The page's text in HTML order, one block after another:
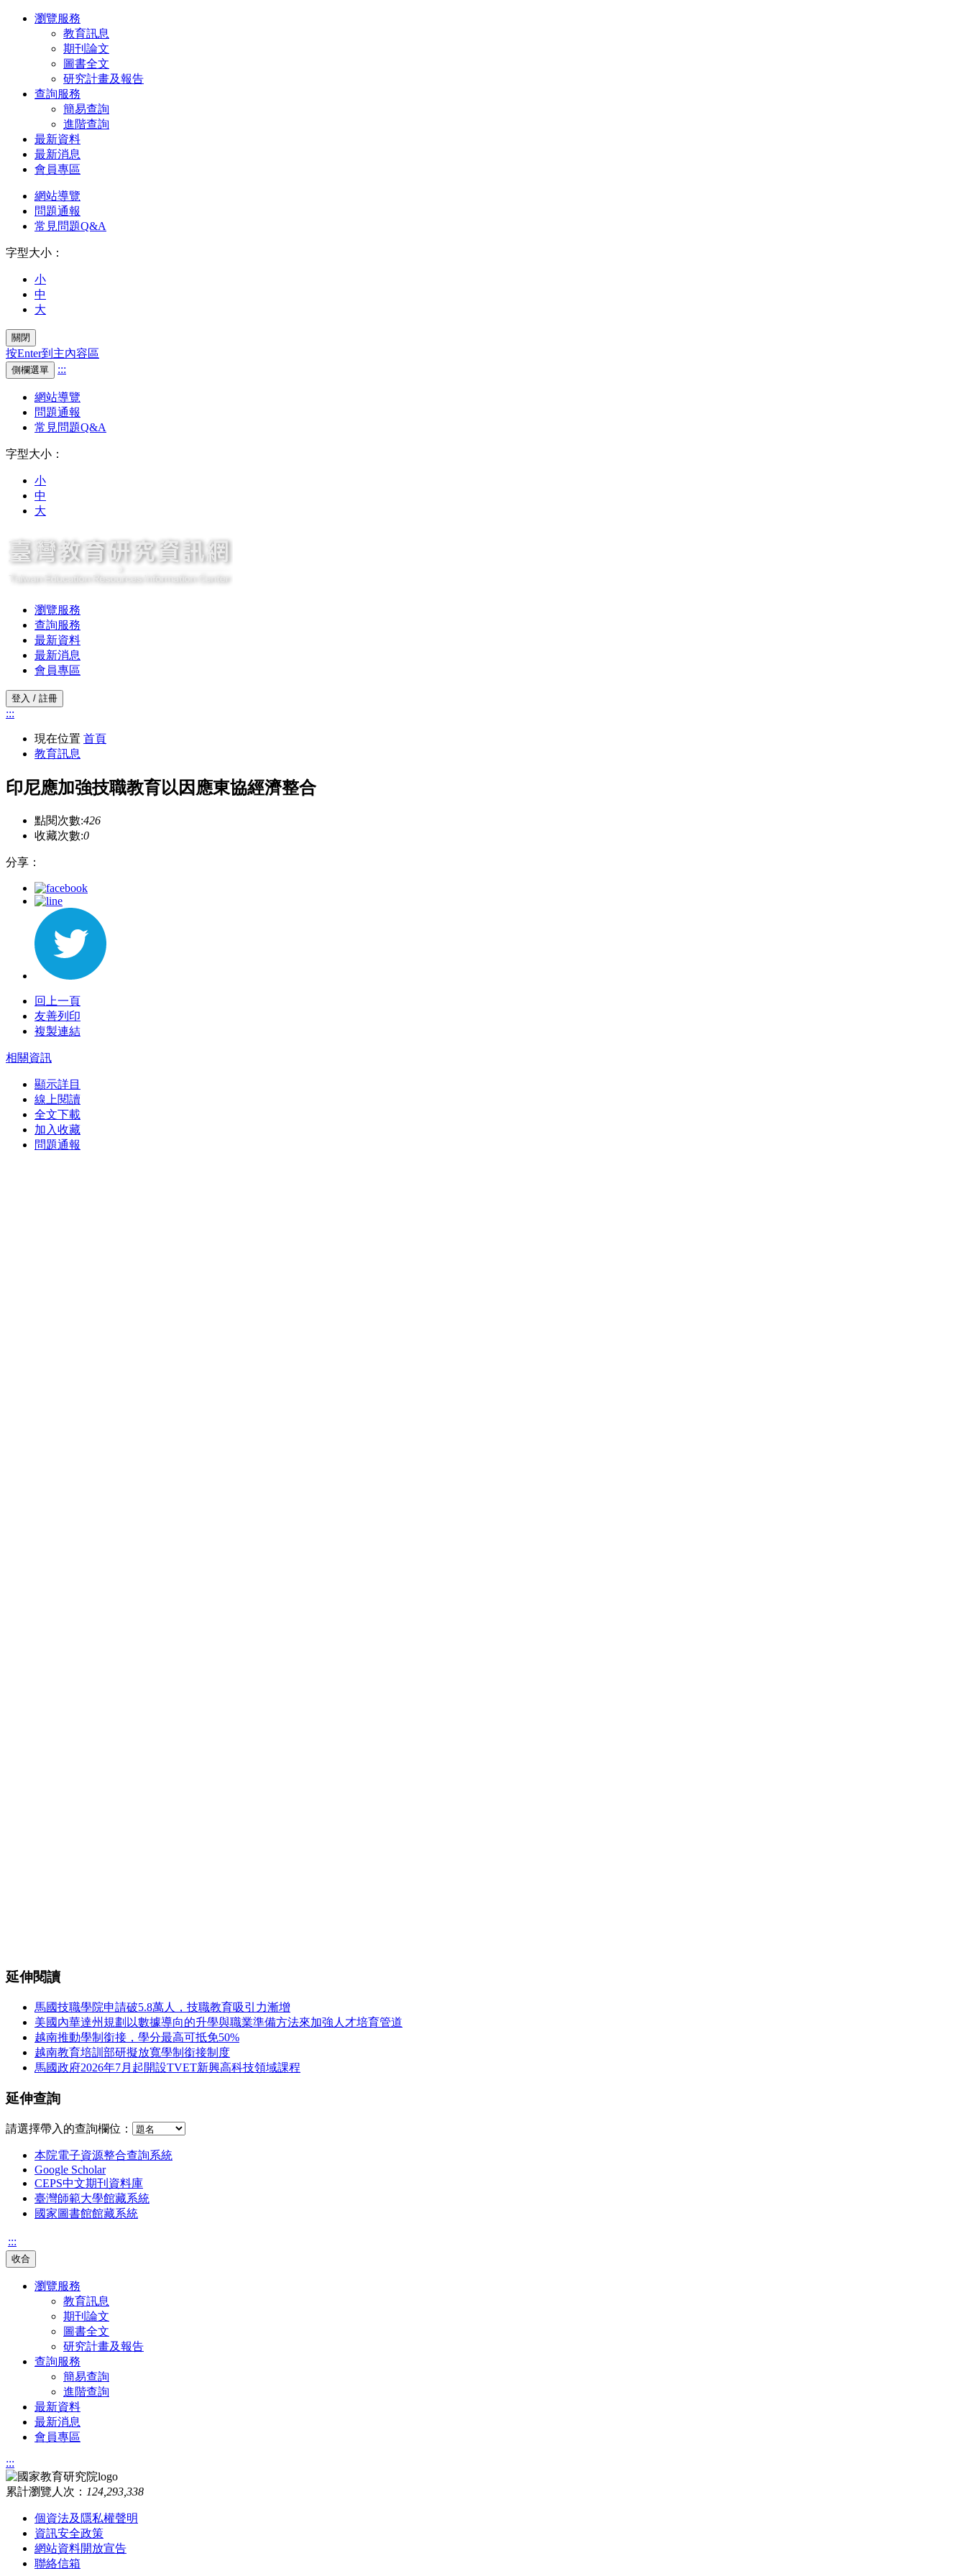
瀏覽服務
教育訊息
期刊論文
圖書全文
研究計畫及報告
查詢服務
簡易查詢
進階查詢
最新資料
最新消息
會員專區
網站導覽
問題通報
常見問題Q&A
字型大小：
小
中
大
關閉
按Enter到主內容區
側欄選單 :::
網站導覽
問題通報
常見問題Q&A
字型大小：
小
中
大
瀏覽服務
查詢服務
最新資料
最新消息
會員專區
登入 / 註冊
:::
現在位置 首頁
教育訊息
印尼應加強技職教育以因應東協經濟整合
點閱次數:426
收藏次數:0
分享：
回上一頁
友善列印
複製連結
相關資訊
顯示詳目
線上閱讀
全文下載
加入收藏
問題通報
延伸閱讀
馬國技職學院申請破5.8萬人，技職教育吸引力漸增
美國內華達州規劃以數據導向的升學與職業準備方法來加強人才培育管道
越南推動學制銜接，學分最高可抵免50%
越南教育培訓部研擬放寬學制銜接制度
馬國政府2026年7月起開設TVET新興高科技領域課程
延伸查詢
請選擇帶入的查詢欄位：
本院電子資源整合查詢系統
Google Scholar
CEPS中文期刊資料庫
臺灣師範大學館藏系統
國家圖書館館藏系統
:::
收合
瀏覽服務
教育訊息
期刊論文
圖書全文
研究計畫及報告
查詢服務
簡易查詢
進階查詢
最新資料
最新消息
會員專區
:::
累計瀏覽人次： 124,293,338
個資法及隱私權聲明
資訊安全政策
網站資料開放宣告
聯絡信箱